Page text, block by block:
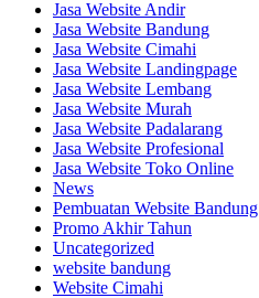
Jasa Website Andir
Jasa Website Bandung
Jasa Website Cimahi
Jasa Website Landingpage
Jasa Website Lembang
Jasa Website Murah
Jasa Website Padalarang
Jasa Website Profesional
Jasa Website Toko Online
News
Pembuatan Website Bandung
Promo Akhir Tahun
Uncategorized
website bandung
Website Cimahi